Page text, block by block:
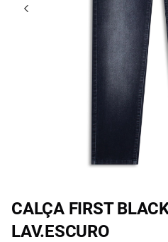
CALÇA FIRST
LAV.ESCURO